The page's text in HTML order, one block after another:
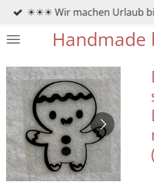
Zum
springen
Handmade
☀☀☀ Wir machen Urlaub